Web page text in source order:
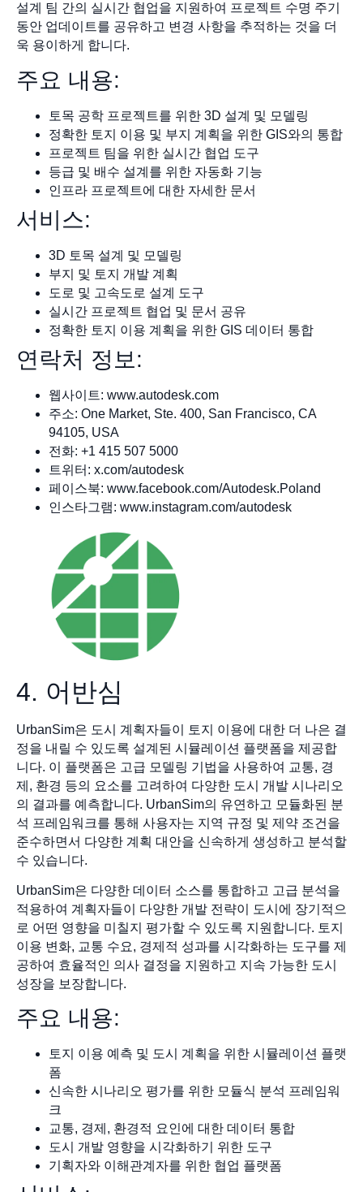
설계 팀 간의 실시간 협업을 지원하여 프로젝트 수명 주기
동안 업데이트를 공유하고 변경 사항을 추적하는 것을 더
욱 용이하게 합니다.
주요 내용:
토목 공학 프로젝트를 위한 3D 설계 및 모델링
정확한 토지 이용 및 부지 계획을 위한 GIS와의 통합
프로젝트 팀을 위한 실시간 협업 도구
등급 및 배수 설계를 위한 자동화 기능
인프라 프로젝트에 대한 자세한 문서
서비스:
3D 토목 설계 및 모델링
부지 및 토지 개발 계획
도로 및 고속도로 설계 도구
실시간 프로젝트 협업 및 문서 공유
정확한 토지 이용 계획을 위한 GIS 데이터 통합
연락처 정보:
웹사이트: www.autodesk.com
주소: One Market, Ste. 400, San Francisco, CA
94105, USA
전화: +1 415 507 5000
트위터: x.com/autodesk
페이스북: www.facebook.com/Autodesk.Poland
인스타그램: www.instagram.com/autodesk
4. 어반심
UrbanSim은 도시 계획자들이 토지 이용에 대한 더 나은 결
정을 내릴 수 있도록 설계된 시뮬레이션 플랫폼을 제공합
니다. 이 플랫폼은 고급 모델링 기법을 사용하여 교통, 경
제, 환경 등의 요소를 고려하여 다양한 도시 개발 시나리오
의 결과를 예측합니다. UrbanSim의 유연하고 모듈화된 분
석 프레임워크를 통해 사용자는 지역 규정 및 제약 조건을
준수하면서 다양한 계획 대안을 신속하게 생성하고 분석할
수 있습니다.
UrbanSim은 다양한 데이터 소스를 통합하고 고급 분석을
적용하여 계획자들이 다양한 개발 전략이 도시에 장기적으
로 어떤 영향을 미칠지 평가할 수 있도록 지원합니다. 토지
이용 변화, 교통 수요, 경제적 성과를 시각화하는 도구를 제
공하여 효율적인 의사 결정을 지원하고 지속 가능한 도시
성장을 보장합니다.
주요 내용:
토지 이용 예측 및 도시 계획을 위한 시뮬레이션 플랫
폼
신속한 시나리오 평가를 위한 모듈식 분석 프레임워
크
교통, 경제, 환경적 요인에 대한 데이터 통합
도시 개발 영향을 시각화하기 위한 도구
기획자와 이해관계자를 위한 협업 플랫폼